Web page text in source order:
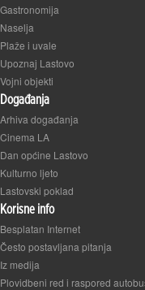
Gastronomija
Naselja
Plaže i uvale
Upoznaj Lastovo
Vojni objekti
Događanja
Arhiva događanja
Cinema LA
Dan općine Lastovo
Kulturno ljeto
Lastovski poklad
Korisne info
Besplatan Internet
Često postavljana pitanja
Iz medija
Plovidbeni red i raspored